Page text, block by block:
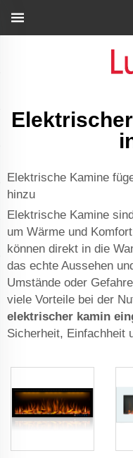
Elektrische Kamine
hinzu
Elektrische Kamine
um Wärme und
können direkt in die
das echte Aussehen
Umstände oder
viele Vorteile bei der
elektrischer kamin
Sicherheit, Einfachheit